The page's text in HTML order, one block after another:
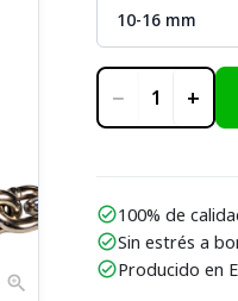
zoom_in
− 1 +
check_circle100% de
check_circleSin estrés a
check_circleProducido en